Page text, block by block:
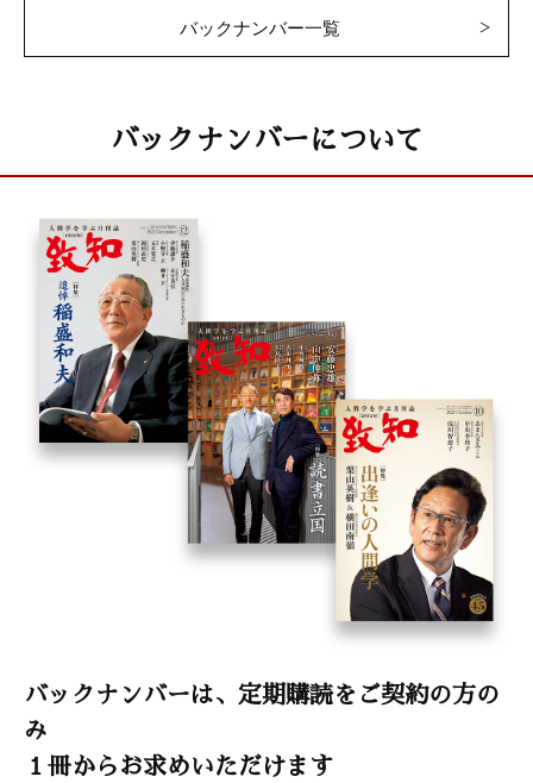
バックナンバー一覧
バックナンバーについて
バックナンバーは、定期購読をご契約の方の
み
１冊からお求めいただけます